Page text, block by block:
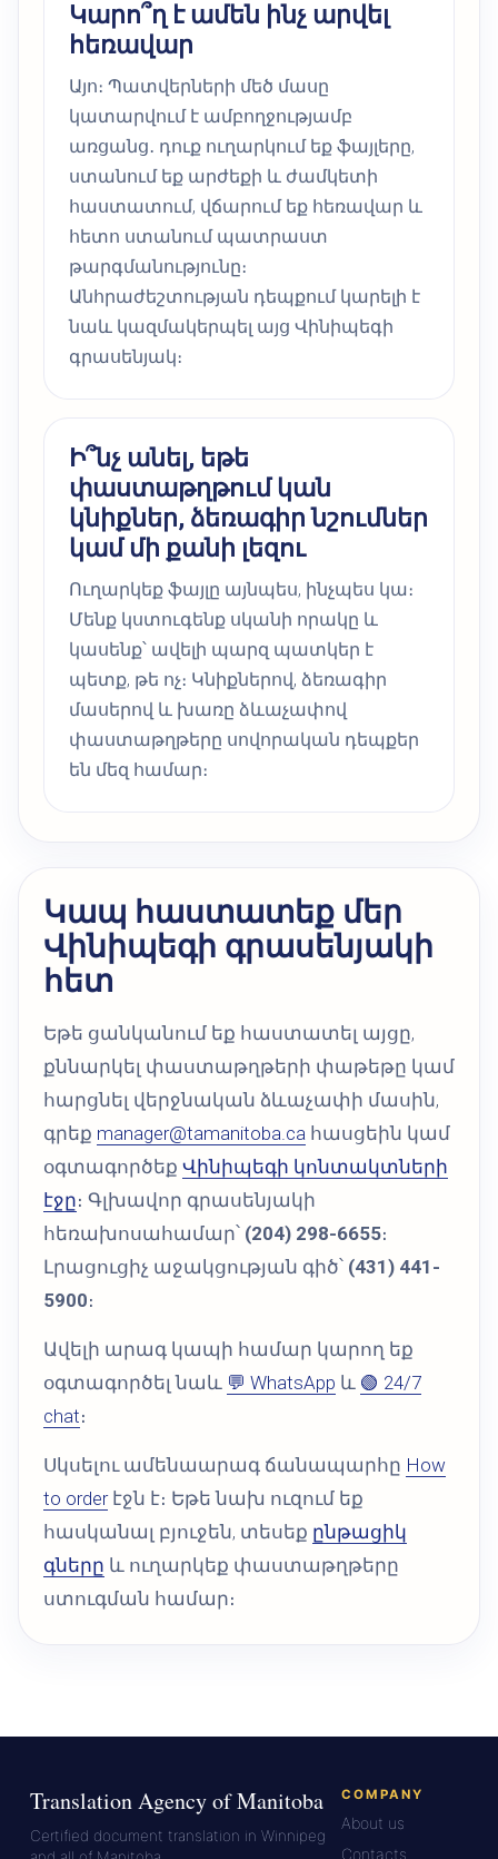
Կարո՞ղ է ամեն ինչ արվել
հեռավար
Այո։ Պատվերների մեծ մասը
կատարվում է ամբողջությամբ
առցանց․ դուք ուղարկում եք ֆայլերը,
ստանում եք արժեքի և ժամկետի
հաստատում, վճարում եք հեռավար և
հետո ստանում պատրաստ
թարգմանությունը։
Անհրաժեշտության դեպքում կարելի է
նաև կազմակերպել այց Վինիպեգի
գրասենյակ։
Ի՞նչ անել, եթե
փաստաթղթում կան
կնիքներ, ձեռագիր նշումներ
կամ մի քանի լեզու
Ուղարկեք ֆայլը այնպես, ինչպես կա։
Մենք կստուգենք սկանի որակը և
կասենք՝ ավելի պարզ պատկեր է
պետք, թե ոչ։ Կնիքներով, ձեռագիր
մասերով և խառը ձևաչափով
փաստաթղթերը սովորական դեպքեր
են մեզ համար։
Կապ հաստատեք մեր
Վինիպեգի գրասենյակի
հետ
Եթե ցանկանում եք հաստատել այցը,
քննարկել փաստաթղթերի փաթեթը կամ
հարցնել վերջնական ձևաչափի մասին,
գրեք manager@tamanitoba.ca հասցեին կամ
օգտագործեք Վինիպեգի կոնտակտների
էջը։ Գլխավոր գրասենյակի
հեռախոսահամար՝ (204) 298-6655։
Լրացուցիչ աջակցության գիծ՝ (431) 441-
5900։
Ավելի արագ կապի համար կարող եք
օգտագործել նաև 💬 WhatsApp և 🟢 24/7
chat։
Սկսելու ամենաարագ ճանապարհը How
to orderէջն է։ Եթե նախ ուզում եք
հասկանալ բյուջեն, տեսեք ընթացիկ
գները և ուղարկեք փաստաթղթերը
ստուգման համար։
Translation Agency of Manitoba
Certified document translation in Winnipeg
COMPANY
About us
Contacts